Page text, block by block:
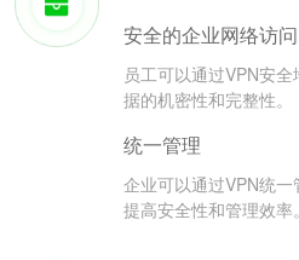
安全的企业网络访问
员工可以通过VPN安
据的机密性和完整性。
统一管理
企业可以通过VPN统一
提高安全性和管理效率。